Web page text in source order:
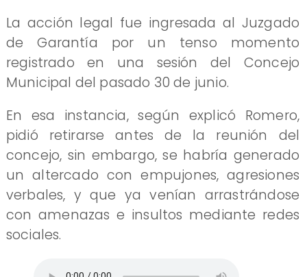
La acción legal fue ingresada al Juzgado
de Garantía por un tenso momento
registrado en una sesión del Concejo
Municipal del pasado 30 de junio.
En esa instancia, según explicó Romero,
pidió retirarse antes de la reunión del
concejo, sin embargo, se habría generado
un altercado con empujones, agresiones
verbales, y que ya venían arrastrándose
con amenazas e insultos mediante redes
sociales.